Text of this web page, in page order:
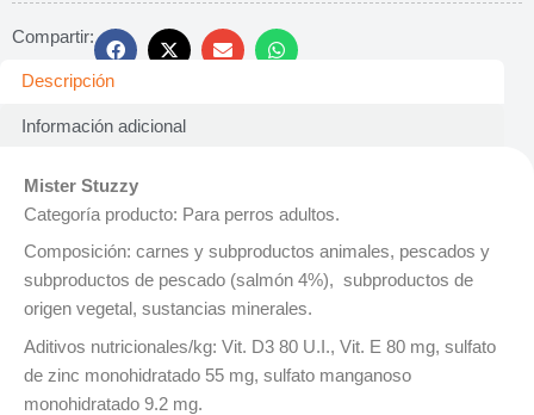
Compartir:
Descripción
Información adicional
Mister Stuzzy
Categoría producto: Para perros adultos.
Composición: carnes y subproductos animales, pescados y
subproductos de pescado (salmón 4%), subproductos de
origen vegetal, sustancias minerales.
Aditivos nutricionales/kg: Vit. D3 80 U.I., Vit. E 80 mg, sulfato
de zinc monohidratado 55 mg, sulfato manganoso
monohidratado 9.2 mg.